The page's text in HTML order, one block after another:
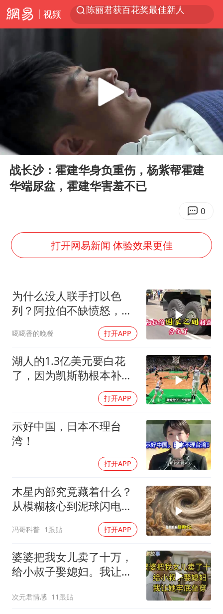
视频
台湾不是国家不存在“国格”
独闯南太行失联女子遗体已找到
哥伦比亚强震已致超20人死亡
哥伦比亚发生7.5级地震
上海将苏州河水强排至黄浦江
中方：奉劝美方解除对古巴制裁封锁
“老戏骨”秦焰去世
伊朗最高领袖将任命数名高级指挥官
五角大楼再公布UFO视频
母子三人想去郴州结果到了彬州
公安部通报：抓获犯罪嫌疑人8200余名
真理之光，何以能照亮复兴之路？
Play
03:45
战长沙：霍建华身负重伤，杨紫帮霍建
华端尿盆，霍建华害羞不已
0
打开网易新闻 体验效果更佳
为什么没人联手打以色
列？阿拉伯不缺愤怒，缺
敢接战争账单的人！
噶噶香的晚餐 打开APP
湖人的1.3亿美元要白花
了，因为凯斯勒根本补不
打开APP
示好中国，日本不理台
湾！
打开APP
木星内部究竟藏着什么？
从模糊核心到泥球闪电，
冯哥科普 1跟贴 打开APP
婆婆把我女儿卖了十万，
给小叔子娶媳妇。我让她
次元君情感 11跟贴